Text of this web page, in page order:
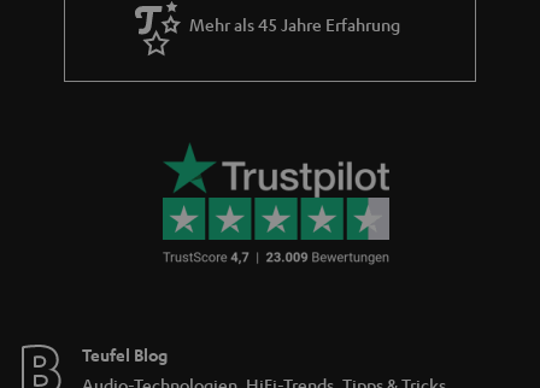
Mehr als 45 Jahre Erfahrung
Teufel Blog